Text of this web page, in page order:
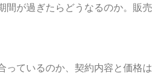
間が過ぎたらどうなるのか。販売
っているのか、契約内容と価格は